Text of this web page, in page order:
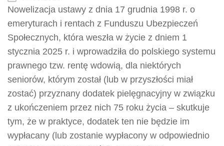
Nowelizacja ustawy z dnia 17 grudnia 1998 r. o
emeryturach i rentach z Funduszu Ubezpieczeń
Społecznych, która weszła w życie z dniem 1
stycznia 2025 r. i wprowadziła do polskiego systemu
prawnego tzw. rentę wdowią, dla niektórych
seniorów, którym został (lub w przyszłości miał
zostać) przyznany dodatek pielęgnacyjny w związku
z ukończeniem przez nich 75 roku życia – skutkuje
tym, że w praktyce, dodatek ten nie będzie im
wypłacany (lub zostanie wypłacony w odpowiednio